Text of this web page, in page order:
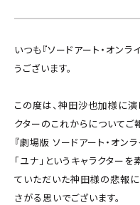
いつも『ソードアート・オン
うございます。
この度は、神田沙也加様に演
クターのこれからについてご
『劇場版 ソードアート・オン
「ユナ」というキャラクター
ていただいた神田様の悲報
さがる思いでございます。